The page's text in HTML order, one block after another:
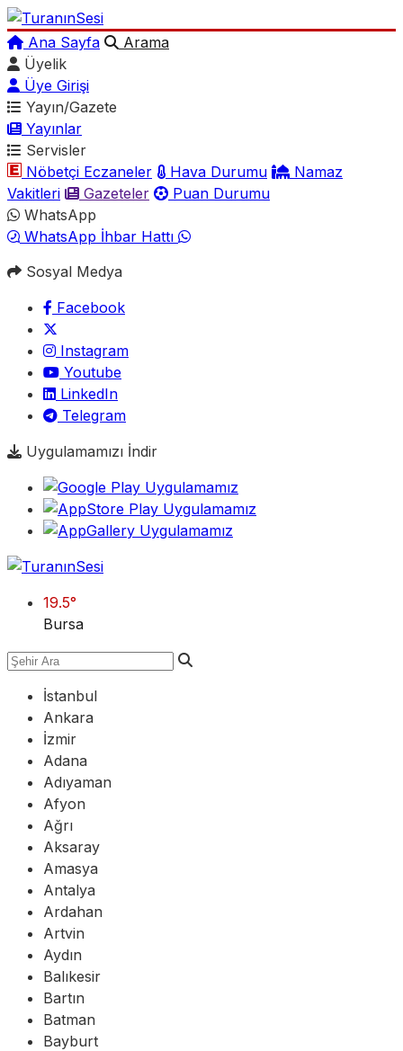
Ana Sayfa
Arama
Üyelik
Üye Girişi
Yayın/Gazete
Yayınlar
Servisler
Nöbetçi Eczaneler
Hava Durumu
Namaz
Vakitleri
Gazeteler
Puan Durumu
WhatsApp
WhatsApp İhbar Hattı
Sosyal Medya
Facebook
Instagram
Youtube
LinkedIn
Telegram
Uygulamamızı İndir
19.5°
Bursa
İstanbul
Ankara
İzmir
Adana
Adıyaman
Afyon
Ağrı
Aksaray
Amasya
Antalya
Ardahan
Artvin
Aydın
Balıkesir
Bartın
Batman
Bayburt